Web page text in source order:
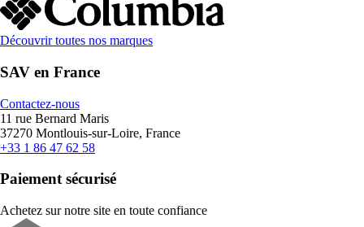
Découvrir toutes nos marques
SAV en France
Contactez-nous
11 rue Bernard Maris
37270 Montlouis-sur-Loire, France
+33 1 86 47 62 58
Paiement sécurisé
Achetez sur notre site en toute confiance